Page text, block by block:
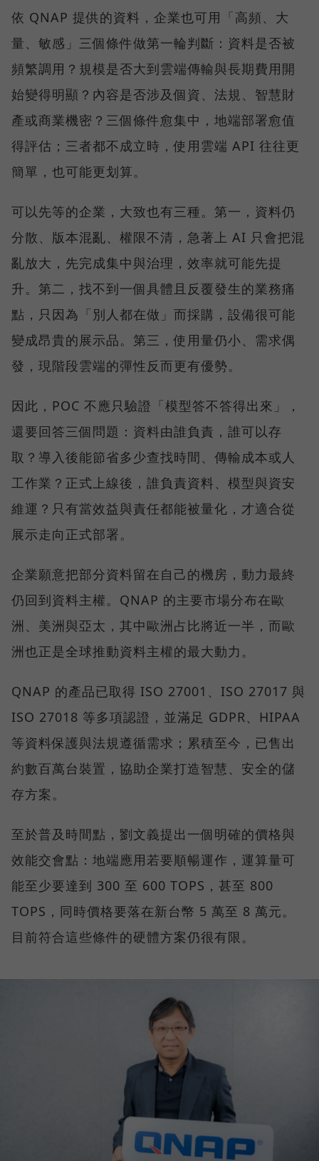
依 QNAP 提供的資料，企業也可用「高頻、大
量、敏感」三個條件做第一輪判斷：資料是否被
頻繁調用？規模是否大到雲端傳輸與長期費用開
始變得明顯？內容是否涉及個資、法規、智慧財
產或商業機密？三個條件愈集中，地端部署愈值
得評估；三者都不成立時，使用雲端 API 往往更
簡單，也可能更划算。
可以先等的企業，大致也有三種。第一，資料仍
分散、版本混亂、權限不清，急著上 AI 只會把混
亂放大，先完成集中與治理，效率就可能先提
升。第二，找不到一個具體且反覆發生的業務痛
點，只因為「別人都在做」而採購，設備很可能
變成昂貴的展示品。第三，使用量仍小、需求偶
發，現階段雲端的彈性反而更有優勢。
因此，POC 不應只驗證「模型答不答得出來」，
還要回答三個問題：資料由誰負責，誰可以存
取？導入後能節省多少查找時間、傳輸成本或人
工作業？正式上線後，誰負責資料、模型與資安
維運？只有當效益與責任都能被量化，才適合從
展示走向正式部署。
企業願意把部分資料留在自己的機房，動力最終
仍回到資料主權。QNAP 的主要市場分布在歐
洲、美洲與亞太，其中歐洲占比將近一半，而歐
洲也正是全球推動資料主權的最大動力。
QNAP 的產品已取得 ISO 27001、ISO 27017 與
ISO 27018 等多項認證，並滿足 GDPR、HIPAA
等資料保護與法規遵循需求；累積至今，已售出
約數百萬台裝置，協助企業打造智慧、安全的儲
存方案。
至於普及時間點，劉文義提出一個明確的價格與
效能交會點：地端應用若要順暢運作，運算量可
能至少要達到 300 至 600 TOPS，甚至 800
TOPS，同時價格要落在新台幣 5 萬至 8 萬元。
目前符合這些條件的硬體方案仍很有限。